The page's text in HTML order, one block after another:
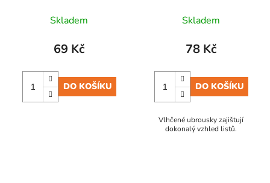
Skladem
69 Kč
DO KOŠÍKU
Skladem
78 Kč
DO KOŠÍKU
Vlhčené ubrousky zajištují
dokonalý vzhled listů.